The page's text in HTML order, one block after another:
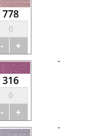
778
- +
316
- +
-
-